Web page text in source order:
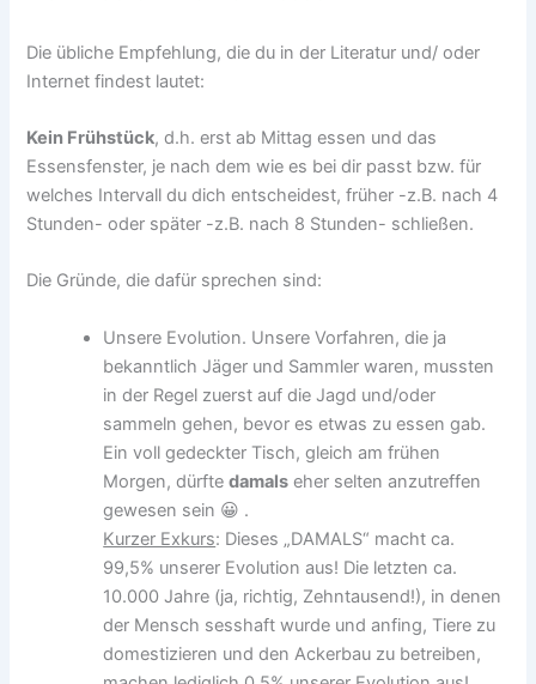
Die übliche Empfehlung, die du in der Literatur und/ oder
Internet findest lautet:
Kein Frühstück, d.h. erst ab Mittag essen und das
Essensfenster, je nach dem wie es bei dir passt bzw. für
welches Intervall du dich entscheidest, früher -z.B. nach 4
Stunden- oder später -z.B. nach 8 Stunden- schließen.
Die Gründe, die dafür sprechen sind:
Unsere Evolution. Unsere Vorfahren, die ja
bekanntlich Jäger und Sammler waren, mussten
in der Regel zuerst auf die Jagd und/oder
sammeln gehen, bevor es etwas zu essen gab.
Ein voll gedeckter Tisch, gleich am frühen
Morgen, dürftedamals eher selten anzutreffen
gewesen sein 😀 .
Kurzer Exkurs: Dieses „DAMALS“ macht ca.
99,5% unserer Evolution aus! Die letzten ca.
10.000 Jahre (ja, richtig, Zehntausend!), in denen
der Mensch sesshaft wurde und anfing, Tiere zu
domestizieren und den Ackerbau zu betreiben,